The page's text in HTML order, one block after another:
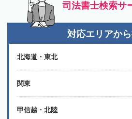
司法書士検索サ
対応エリアか
北海道・東北
関東
甲信越・北陸